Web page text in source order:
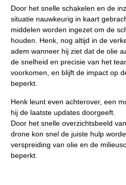
Door het snelle schakelen en de
situatie nauwkeurig in kaart
middelen worden ingezet om de
houden. Henk, nog altijd in de
adem wanneer hij ziet dat de olie
de snelheid en precisie van het
voorkomen, en blijft de impact op
beperkt.
Henk leunt even achterover, een
hij de laatste updates doorgeeft.
Door het snelle overzichtsbeeld
drone kon snel de juiste hulp
verspreiding van olie en de
beperkt.